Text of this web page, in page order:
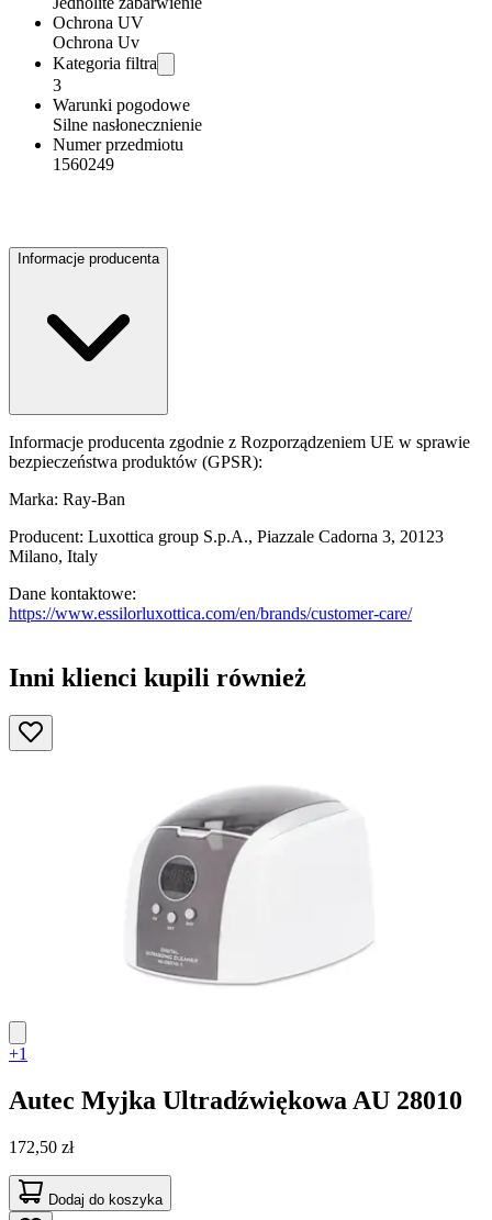
Ochrona UV
Ochrona Uv
Kategoria filtra
3
Warunki pogodowe
Silne nasłonecznienie
Numer przedmiotu
1560249
Informacje producenta
Informacje producenta zgodnie z Rozporządzeniem UE w sprawie
bezpieczeństwa produktów (GPSR):
Marka: Ray-Ban
Producent: Luxottica group S.p.A., Piazzale Cadorna 3, 20123
Milano, Italy
Dane kontaktowe:
https://www.essilorluxottica.com/en/brands/customer-care/
Inni klienci kupili również
+1
Autec Myjka Ultradźwiękowa AU 28010
172,50 zł
Dodaj do koszyka